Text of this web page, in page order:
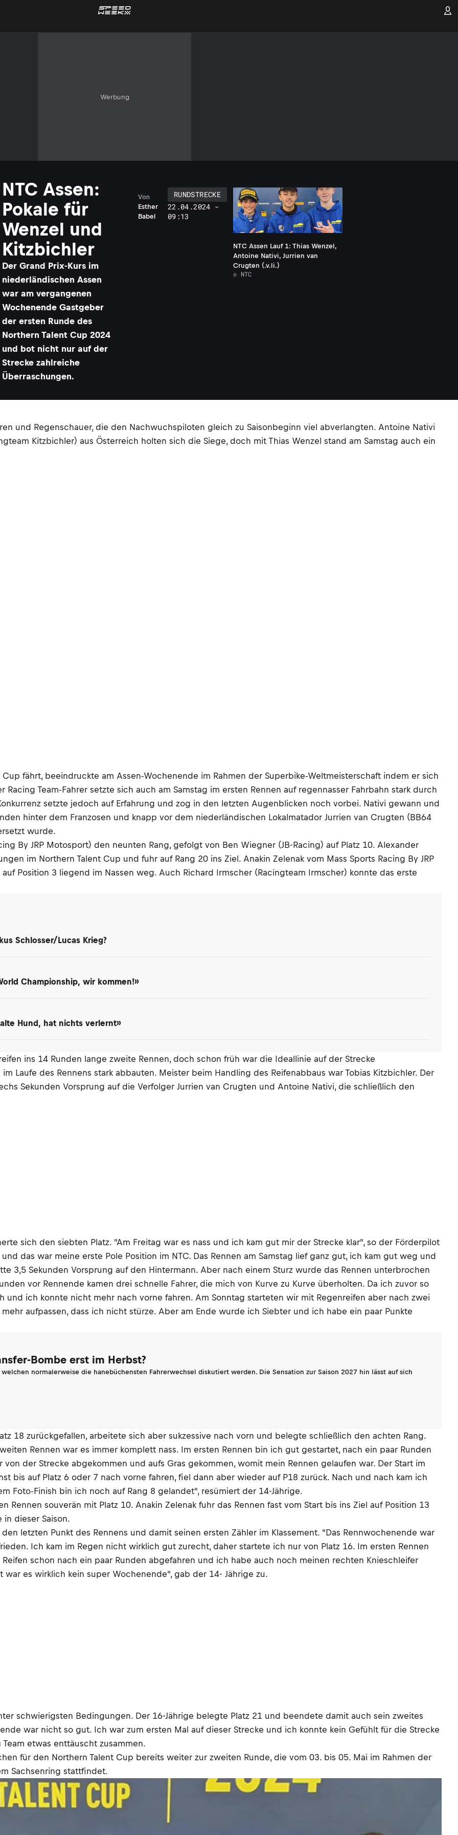
Werbung
NTC Assen:
Pokale für
Wenzel und
Kitzbichler
Der Grand Prix-Kurs im
niederländischen Assen
war am vergangenen
Wochenende Gastgeber
der ersten Runde des
Northern Talent Cup 2024
und bot nicht nur auf der
Strecke zahlreiche
Überraschungen.
Esther
Babel
Von
RUNDSTRECKE
22.04.2024 -
09:13
NTC Assen Lauf 1: Thias Wenzel,
Antoine Nativi, Jurrien van
Crugten (.v.li.)
© NTC
und Regenschauer, die den Nachwuchspiloten gleich zu Saisonbeginn viel abverlangten. Antoine Nativi
Kitzbichler) aus Österreich holten sich die Siege, doch mit Thias Wenzel stand am Samstag auch ein
fährt, beeindruckte am Assen-Wochenende im Rahmen der Superbike-Weltmeisterschaft indem er sich
Team-Fahrer setzte sich auch am Samstag im ersten Rennen auf regennasser Fahrbahn stark durch
setzte jedoch auf Erfahrung und zog in den letzten Augenblicken noch vorbei. Nativi gewann und
hinter dem Franzosen und knapp vor dem niederländischen Lokalmatador Jurrien van Crugten (BB64
wurde.
By JRP Motosport) den neunten Rang, gefolgt von Ben Wiegner (JB-Racing) auf Platz 10. Alexander
im Northern Talent Cup und fuhr auf Rang 20 ins Ziel. Anakin Zelenak vom Mass Sports Racing By JRP
Position 3 liegend im Nassen weg. Auch Richard Irmscher (Racingteam Irmscher) konnte das erste
Schlosser/Lucas Krieg?
Championship, wir kommen!»
Hund, hat nichts verlernt»
ins 14 Runden lange zweite Rennen, doch schon früh war die Ideallinie auf der Strecke
Laufe des Rennens stark abbauten. Meister beim Handling des Reifenabbaus war Tobias Kitzbichler. Der
Sekunden Vorsprung auf die Verfolger Jurrien van Crugten und Antoine Nativi, die schließlich den
sich den siebten Platz. "Am Freitag war es nass und ich kam gut mir der Strecke klar", so der Förderpilot
das war meine erste Pole Position im NTC. Das Rennen am Samstag lief ganz gut, ich kam gut weg und
3,5 Sekunden Vorsprung auf den Hintermann. Aber nach einem Sturz wurde das Rennen unterbrochen
vor Rennende kamen drei schnelle Fahrer, die mich von Kurve zu Kurve überholten. Da ich zuvor so
und ich konnte nicht mehr nach vorne fahren. Am Sonntag starteten wir mit Regenreifen aber nach zwei
aufpassen, dass ich nicht stürze. Aber am Ende wurde ich Siebter und ich habe ein paar Punkte
Bombe erst im Herbst?
normalerweise die hanebüchensten Fahrerwechsel diskutiert werden. Die Sensation zur Saison 2027 hin lässt auf sich
18 zurückgefallen, arbeitete sich aber sukzessive nach vorn und belegte schließlich den achten Rang.
Rennen war es immer komplett nass. Im ersten Rennen bin ich gut gestartet, nach ein paar Runden
der Strecke abgekommen und aufs Gras gekommen, womit mein Rennen gelaufen war. Der Start im
bis auf Platz 6 oder 7 nach vorne fahren, fiel dann aber wieder auf P18 zurück. Nach und nach kam ich
Foto-Finish bin ich noch auf Rang 8 gelandet", resümiert der 14-Jährige.
Rennen souverän mit Platz 10. Anakin Zelenak fuhr das Rennen fast vom Start bis ins Ziel auf Position 13
dieser Saison.
letzten Punkt des Rennens und damit seinen ersten Zähler im Klassement. "Das Rennwochenende war
Ich kam im Regen nicht wirklich gut zurecht, daher startete ich nur von Platz 16. Im ersten Rennen
schon nach ein paar Runden abgefahren und ich habe auch noch meinen rechten Knieschleifer
es wirklich kein super Wochenende", gab der 14- Jährige zu.
schwierigsten Bedingungen. Der 16-Jährige belegte Platz 21 und beendete damit auch sein zweites
war nicht so gut. Ich war zum ersten Mal auf dieser Strecke und ich konnte kein Gefühlt für die Strecke
etwas enttäuscht zusammen.
für den Northern Talent Cup bereits weiter zur zweiten Runde, die vom 03. bis 05. Mai im Rahmen der
Sachsenring stattfindet.